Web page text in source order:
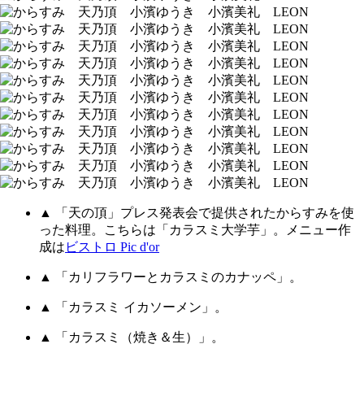
▲ 「天の頂」プレス発表会で提供されたからすみを使
った料理。こちらは「カラスミ大学芋」。メニュー作
成は ビストロ Pic d'or
▲ 「カリフラワーとカラスミのカナッペ」。
▲ 「カラスミ イカソーメン」。
▲ 「カラスミ（焼き＆生）」。